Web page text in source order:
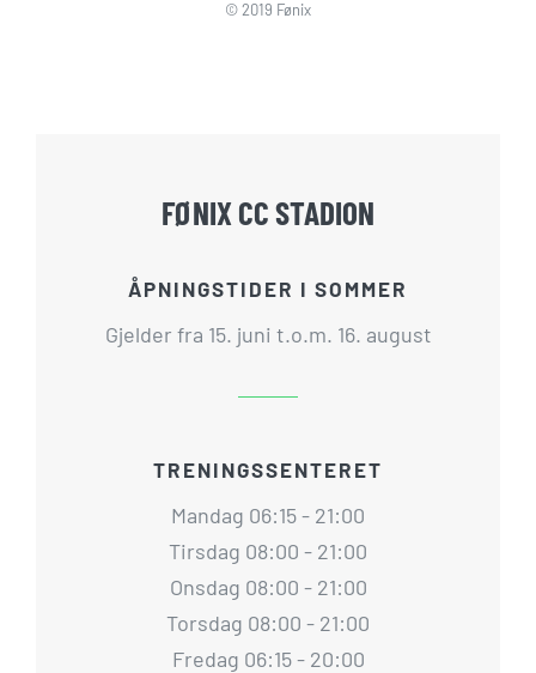
© 2019 Fønix
FØNIX CC STADION
ÅPNINGSTIDER I SOMMER
Gjelder fra 15. juni t.o.m. 16. august
TRENINGSSENTERET
Mandag 06:15 - 21:00
Tirsdag 08:00 - 21:00
Onsdag 08:00 - 21:00
Torsdag 08:00 - 21:00
Fredag 06:15 - 20:00